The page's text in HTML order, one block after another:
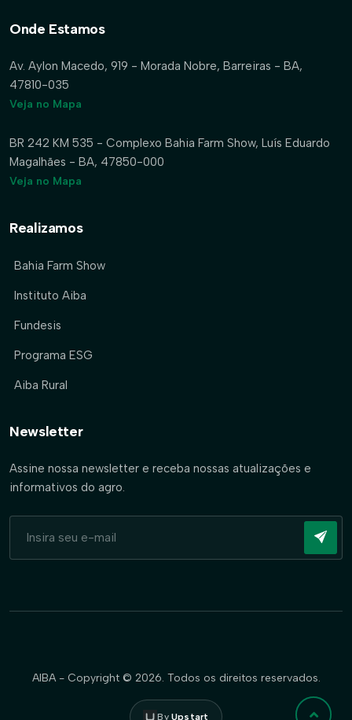
Onde Estamos
Av. Aylon Macedo, 919 - Morada Nobre, Barreiras - BA,
47810-035
Veja no Mapa
BR 242 KM 535 - Complexo Bahia Farm Show, Luís Eduardo
Magalhães - BA, 47850-000
Veja no Mapa
Realizamos
Bahia Farm Show
Instituto Aiba
Fundesis
Programa ESG
Aiba Rural
Newsletter
Assine nossa newsletter e receba nossas atualizações e
informativos do agro.
AIBA - Copyright © 2026. Todos os direitos reservados.
ByUpstart